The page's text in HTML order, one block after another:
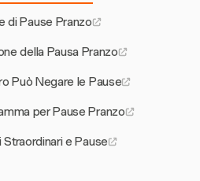
di Pause Pranzo
della Pausa Pranzo
Può Negare le Pause
per Pause Pranzo
e Pause